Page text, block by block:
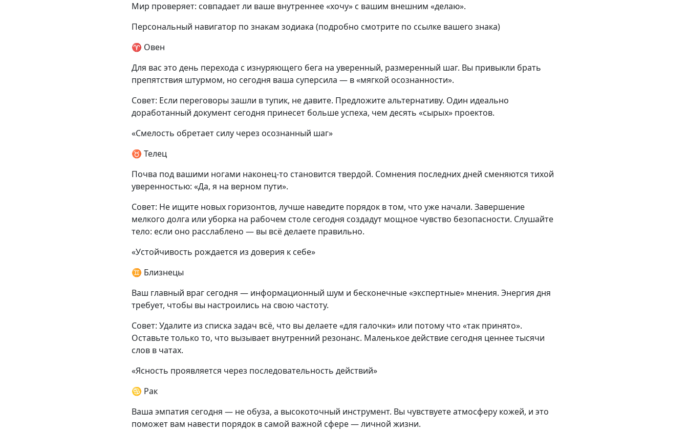
Мир проверяет: совпадает ли ваше внутреннее «хочу» с вашим внешним «делаю».
Персональный навигатор по знакам зодиака (подробно смотрите по ссылке вашего знака)
♈ Овен
Для вас это день перехода с изнуряющего бега на уверенный, размеренный шаг. Вы привыкли брать
препятствия штурмом, но сегодня ваша суперсила — в «мягкой осознанности».
Совет: Если переговоры зашли в тупик, не давите. Предложите альтернативу. Один идеально
доработанный документ сегодня принесет больше успеха, чем десять «сырых» проектов.
«Смелость обретает силу через осознанный шаг»
♉ Телец
Почва под вашими ногами наконец-то становится твердой. Сомнения последних дней сменяются тихой
уверенностью: «Да, я на верном пути».
Совет: Не ищите новых горизонтов, лучше наведите порядок в том, что уже начали. Завершение
мелкого долга или уборка на рабочем столе сегодня создадут мощное чувство безопасности. Слушайте
тело: если оно расслаблено — вы всё делаете правильно.
«Устойчивость рождается из доверия к себе»
♊ Близнецы
Ваш главный враг сегодня — информационный шум и бесконечные «экспертные» мнения. Энергия дня
требует, чтобы вы настроились на свою частоту.
Совет: Удалите из списка задач всё, что вы делаете «для галочки» или потому что «так принято».
Оставьте только то, что вызывает внутренний резонанс. Маленькое действие сегодня ценнее тысячи
слов в чатах.
«Ясность проявляется через последовательность действий»
♋ Рак
Ваша эмпатия сегодня — не обуза, а высокоточный инструмент. Вы чувствуете атмосферу кожей, и это
поможет вам навести порядок в самой важной сфере — личной жизни.